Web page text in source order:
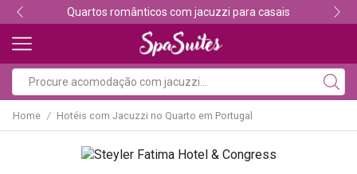
Quartos românticos com jacuzzi para casais
Home / Hotéis com Jacuzzi no Quarto em Portugal